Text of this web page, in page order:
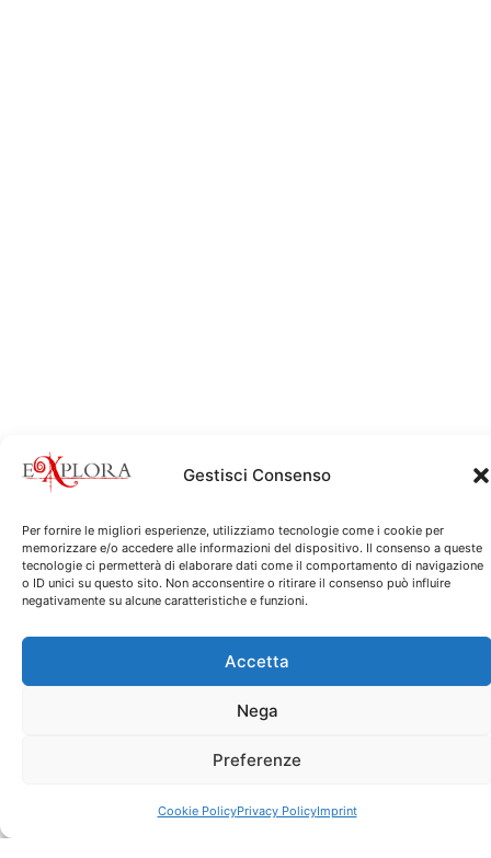
Gestisci Consenso
Per fornire le migliori esperienze, utilizziamo tecnologie come i cookie per
memorizzare e/o accedere alle informazioni del dispositivo. Il consenso a queste
tecnologie ci permetterà di elaborare dati come il comportamento di navigazione
o ID unici su questo sito. Non acconsentire o ritirare il consenso può influire
negativamente su alcune caratteristiche e funzioni.
Accetta
Nega
Preferenze
Cookie PolicyPrivacy PolicyImprint
Genova non si visita.
Si vive
e si scopre.
Explora propone un nuovo modo per vivere
esperienze uniche ed emozionanti.
Un modo originale e innovativo di scoprire il
L’arte e la storia diventano interessanti, curiose e